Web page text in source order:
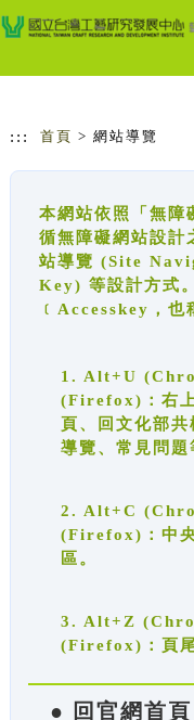
跳到主要內容
網站導覽
::: 首頁 > 網站導覽
本網站依照「無障
循無障礙網站設
站導覽 (Site
Key) 等設計方式
﹝Accesskey，也
1. Alt+U
(Firefox)：右
頁、回文化部
導覽、常見問題
2. Alt+C
(Firefox)：中
區。
3. Alt+Z
(Firefox)：頁尾
● 回官網首頁